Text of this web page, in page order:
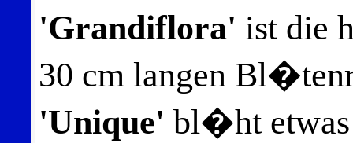
'Grandiflora' ist die
30 cm langen
'Unique' bl�ht